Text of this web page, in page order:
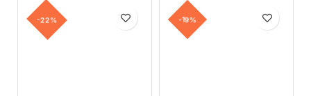
-22% -19%